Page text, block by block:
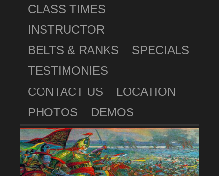
CLASS TIMES
INSTRUCTOR
BELTS & RANKS
SPECIALS
TESTIMONIES
CONTACT US
LOCATION
PHOTOS
DEMOS